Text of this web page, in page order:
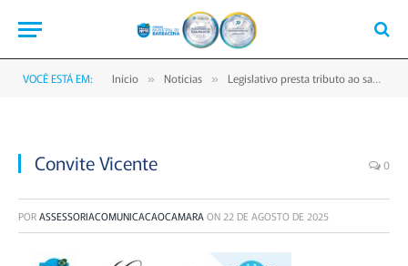
VOCÊ ESTÁ EM: Início » Notícias » Legislativo presta tributo ao saudoso ex-prefeito Vicente Araújo nos 100 anos de seu nascimento
Convite Vicente 0
PORASSESSORIACOMUNICACAOCAMARAON 22 DE AGOSTO DE 2025